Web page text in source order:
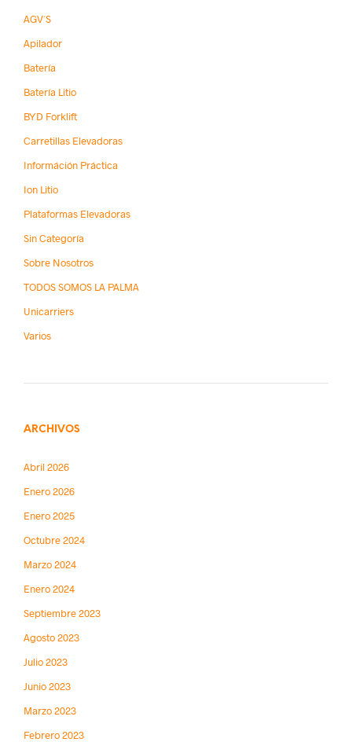
AGV´s
Apilador
Batería
Batería Litio
BYD Forklift
Carretillas Elevadoras
Információn Práctica
Ion Litio
Plataformas Elevadoras
Sin Categoría
Sobre Nosotros
TODOS SOMOS LA PALMA
Unicarriers
Varios
ARCHIVOS
Abril 2026
Enero 2026
Enero 2025
Octubre 2024
Marzo 2024
Enero 2024
Septiembre 2023
Agosto 2023
Julio 2023
Junio 2023
Marzo 2023
Febrero 2023